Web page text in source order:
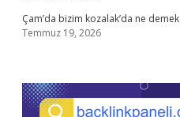
Çam’da bizim kozalak’da ne demek
Temmuz 19, 2026